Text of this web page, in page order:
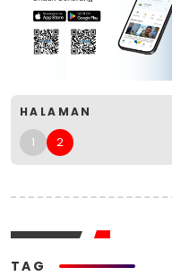
HALAMAN
1 2
TAG